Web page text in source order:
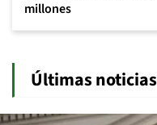
millones
Últimas noticias